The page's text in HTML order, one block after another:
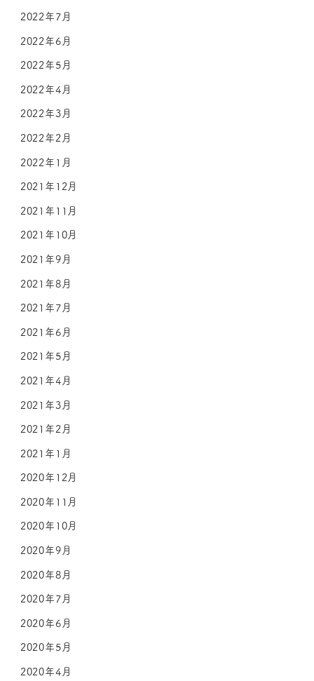
2022年7月
2022年6月
2022年5月
2022年4月
2022年3月
2022年2月
2022年1月
2021年12月
2021年11月
2021年10月
2021年9月
2021年8月
2021年7月
2021年6月
2021年5月
2021年4月
2021年3月
2021年2月
2021年1月
2020年12月
2020年11月
2020年10月
2020年9月
2020年8月
2020年7月
2020年6月
2020年5月
2020年4月